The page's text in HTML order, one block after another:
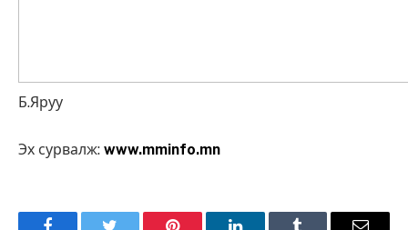
Б.Яруу
Эх сурвалж: www.mminfo.mn